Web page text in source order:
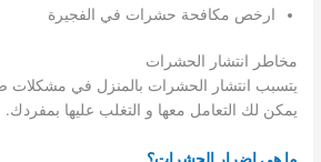
ارخص مكافحة حشرات في الفجيرة
مخاطر انتشار الحشرات
يتسبب انتشار الحشرات بالمنزل في مشكلات
يمكن لك التعامل معها و التغلب عليها بمفردك.